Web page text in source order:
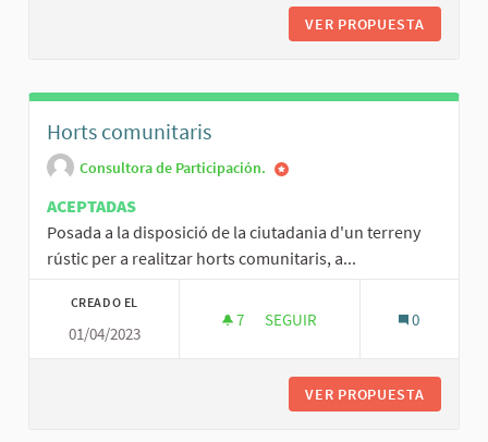
VER PROPUESTA
Horts comunitaris
Consultora de Participación.
ACEPTADAS
Posada a la disposició de la ciutadania d'un terreny
rústic per a realitzar horts comunitaris, a...
CREADO EL
01/04/2023
7 7 SEGUIDORAS
SEGUIR 0
VER PROPUESTA